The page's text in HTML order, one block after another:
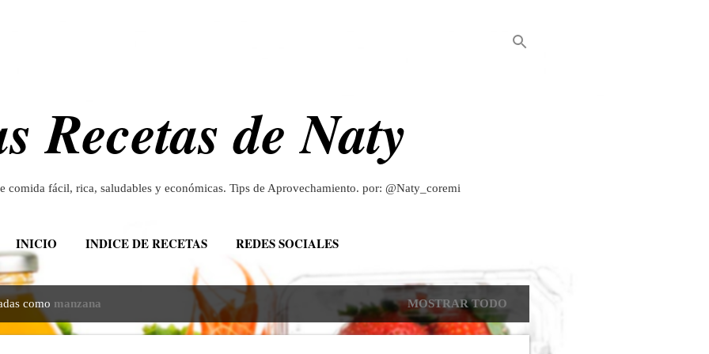
Recetas de Naty
comida fácil, rica, saludables y económicas. Tips de Aprovechamiento. por: @Naty_coremi
INICIO INDICE DE RECETAS REDES SOCIALES
como manzana MOSTRAR TODO